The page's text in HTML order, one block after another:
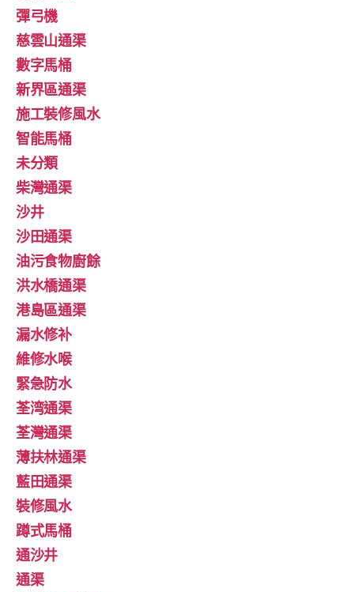
彈弓機
慈雲山通渠
數字馬桶
新界區通渠
施工裝修風水
智能馬桶
未分類
柴灣通渠
沙井
沙田通渠
油污食物廚餘
洪水橋通渠
港島區通渠
漏水修补
維修水喉
緊急防水
荃湾通渠
荃灣通渠
薄扶林通渠
藍田通渠
裝修風水
蹲式馬桶
通沙井
通渠